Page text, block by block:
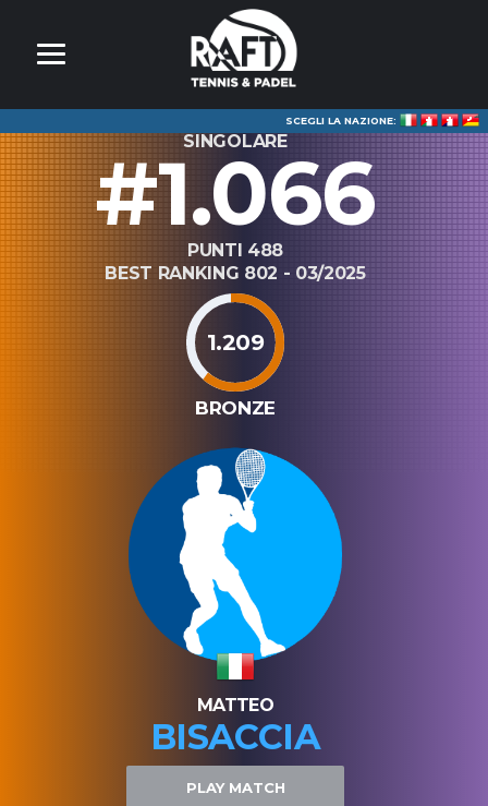
SCEGLI LA NAZIONE:
SINGOLARE
#1.066
PUNTI 488
BEST RANKING 802 - 03/2025
1.209
BRONZE
MATTEO
BISACCIA
PLAY MATCH